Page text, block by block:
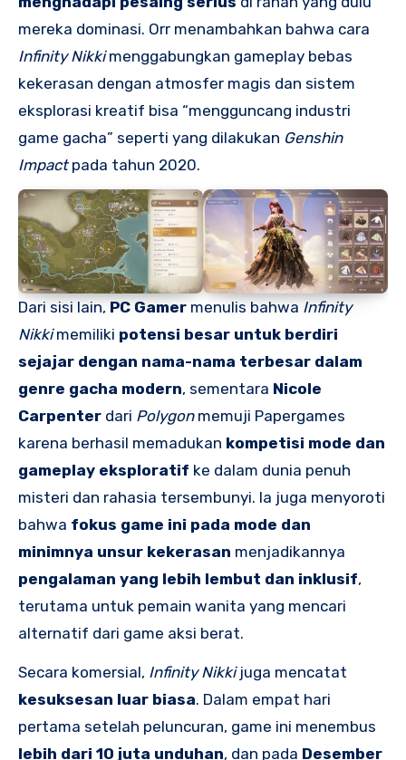
mereka dominasi. Orr menambahkan bahwa cara
Infinity Nikkimenggabungkan gameplay bebas
kekerasan dengan atmosfer magis dan sistem
eksplorasi kreatif bisa “mengguncang industri
game gacha” seperti yang dilakukan Genshin
Impactpada tahun 2020.
Dari sisi lain, PC Gamer menulis bahwa Infinity
Nikkimemiliki potensi besar untuk berdiri
sejajar dengan nama-nama terbesar dalam
genre gacha modern, sementara Nicole
Carpenter dari Polygonmemuji Papergames
karena berhasil memadukan kompetisi mode dan
gameplay eksploratif ke dalam dunia penuh
misteri dan rahasia tersembunyi. Ia juga menyoroti
bahwa fokus game ini pada mode dan
minimnya unsur kekerasan menjadikannya
pengalaman yang lebih lembut dan inklusif,
terutama untuk pemain wanita yang mencari
alternatif dari game aksi berat.
Secara komersial, Infinity Nikkijuga mencatat
kesuksesan luar biasa. Dalam empat hari
pertama setelah peluncuran, game ini menembus
lebih dari 10 juta unduhan, dan pada Desember